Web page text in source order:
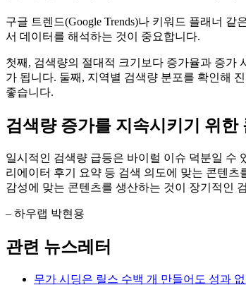
구글 트렌드(Google Trends)나 키워드 플래너
서 데이터를 해석하는 것이 중요합니다.
첫째, 검색량의 절대적 크기보다 증가율과 증가
가 됩니다. 둘째, 지역별 검색량 분포를 확인해
좋습니다.
검색량 증가를 지속시키기 위한
일시적인 검색량 급등은 바이럴 이슈 덕분일 수
리에이터 후기 요약 등 검색 의도에 맞는 콘텐
감성에 맞는 콘텐츠를 생산하는 것이 장기적인
– 하우랩 박현용
관련 뉴스레터
무가 시딩은 릴스 수백 개 만들어도 성과